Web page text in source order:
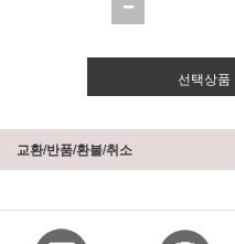
선택상품
교환/반품/환불/취소